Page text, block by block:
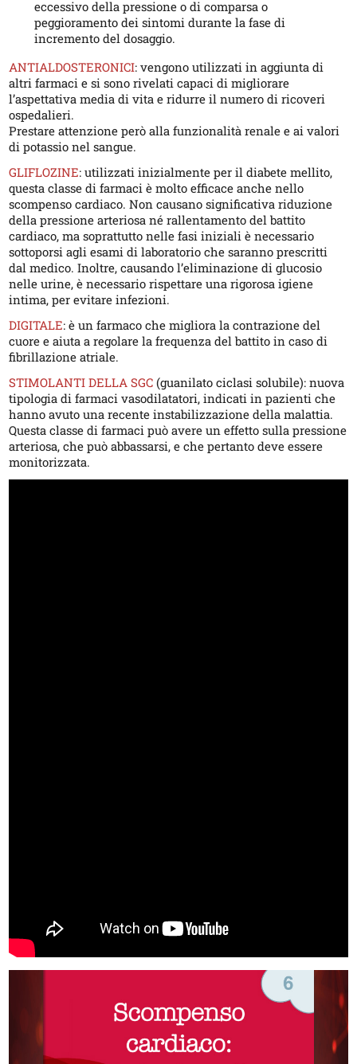
eccessivo della pressione o di comparsa o
peggioramento dei sintomi durante la fase di
incremento del dosaggio.
ANTIALDOSTERONICI: vengono utilizzati in aggiunta di
altri farmaci e si sono rivelati capaci di migliorare
l’aspettativa media di vita e ridurre il numero di ricoveri
ospedalieri.
Prestare attenzione però alla funzionalità renale e ai valori
di potassio nel sangue.
GLIFLOZINE: utilizzati inizialmente per il diabete mellito,
questa classe di farmaci è molto efficace anche nello
scompenso cardiaco. Non causano significativa riduzione
della pressione arteriosa né rallentamento del battito
cardiaco, ma soprattutto nelle fasi iniziali è necessario
sottoporsi agli esami di laboratorio che saranno prescritti
dal medico. Inoltre, causando l’eliminazione di glucosio
nelle urine, è necessario rispettare una rigorosa igiene
intima, per evitare infezioni.
DIGITALE: è un farmaco che migliora la contrazione del
cuore e aiuta a regolare la frequenza del battito in caso di
fibrillazione atriale.
STIMOLANTI DELLA SGC (guanilato ciclasi solubile): nuova
tipologia di farmaci vasodilatatori, indicati in pazienti che
hanno avuto una recente instabilizzazione della malattia.
Questa classe di farmaci può avere un effetto sulla pressione
arteriosa, che può abbassarsi, e che pertanto deve essere
monitorizzata.